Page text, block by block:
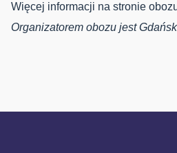
Więcej informacji na stronie
Organizatorem obozu jest